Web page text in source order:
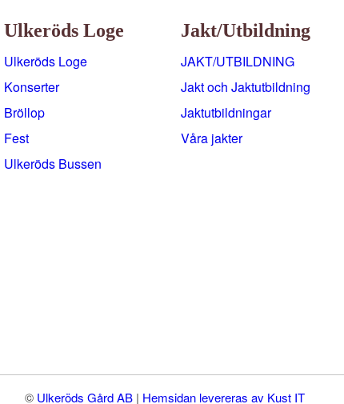
Ulkeröds Loge
Ulkeröds Loge
Konserter
Bröllop
Fest
Ulkeröds Bussen
Jakt/utbildning
JAKT/UTBILDNING
Jakt och Jaktutbildning
Jaktutbildningar
Våra jakter
© Ulkeröds Gård AB | Hemsidan levereras av Kust IT